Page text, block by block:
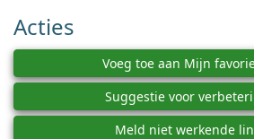
Acties
Voeg toe aan Mijn
Suggestie voor
Meld niet werkende